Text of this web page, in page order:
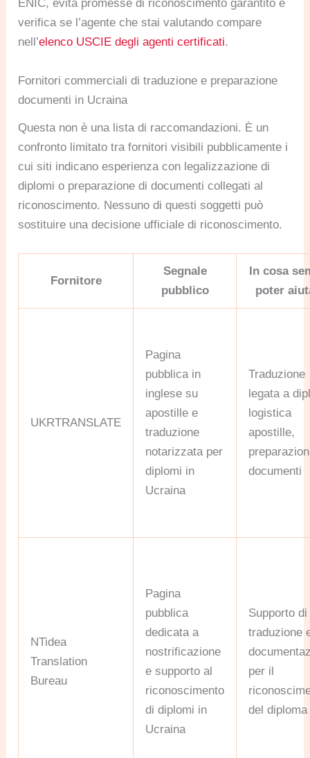
ENIC, evita promesse di riconoscimento garantito e
verifica se l’agente che stai valutando compare
nell’elenco USCIE degli agenti certificati.
Fornitori commerciali di traduzione e preparazione
documenti in Ucraina
Questa non è una lista di raccomandazioni. È un
confronto limitato tra fornitori visibili pubblicamente i
cui siti indicano esperienza con legalizzazione di
diplomi o preparazione di documenti collegati al
riconoscimento. Nessuno di questi soggetti può
sostituire una decisione ufficiale di riconoscimento.
Fornitore
Segnale
pubblico
In cosa
poter
UKRTRANSLATE
Pagina
pubblica in
inglese su
apostille e
traduzione
notarizzata per
diplomi in
Ucraina
Traduzione
legata a
logistica
apostille,
documenti
NTidea
Translation
Bureau
Pagina
pubblica
dedicata a
nostrificazione
e supporto al
riconoscimento
di diplomi in
Ucraina
Supporto di
traduzione
per il
del diploma